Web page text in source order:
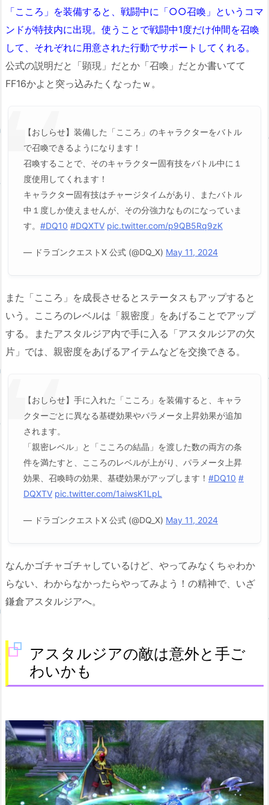
「こころ」を装備すると、戦闘中に「○○召喚」というコマ
ンドが特技内に出現。使うことで戦闘中1度だけ仲間を召喚
して、 それぞれに用意された行動でサポートしてくれる。
公式の説明だと「顕現」だとか「召喚」だとか書いてて
FF16かよと突っ込みたくなったｗ。
【おしらせ】装備した「こころ」のキャラクターをバトル
で召喚できるようになります！
召喚することで、そのキャラクター固有技をバトル中に１
度使用してくれます！
キャラクター固有技はチャージタイムがあり、またバトル
中１度しか使えませんが、その分強力なものになっていま
す。 #DQ10 #DQXTV pic.twitter.com/p9QB5Rq9zK
— ドラゴンクエストX 公式 (@DQ_X) May 11, 2024
また「こころ」を成長させるとステータスもアップすると
いう。こころのレベルは「親密度」をあげることでアップ
する。またアスタルジア内で手に入る「アスタルジアの欠
片」では、親密度をあげるアイテムなどを交換できる。
【おしらせ】手に入れた「こころ」を装備すると、キャラ
クターごとに異なる基礎効果やパラメータ上昇効果が追加
されます。
「親密レベル」と「こころの結晶」を渡した数の両方の条
件を満たすと、こころのレベルが上がり、パラメータ上昇
効果、召喚時の効果、基礎効果がアップします！ #DQ10 #
DQXTV pic.twitter.com/1aiwsK1LpL
— ドラゴンクエストX 公式 (@DQ_X) May 11, 2024
なんかゴチャゴチャしているけど、やってみなくちゃわか
らない、わからなかったらやってみよう！の精神で、いざ
鎌倉アスタルジアへ。
アスタルジアの敵は意外と手ご
わいかも